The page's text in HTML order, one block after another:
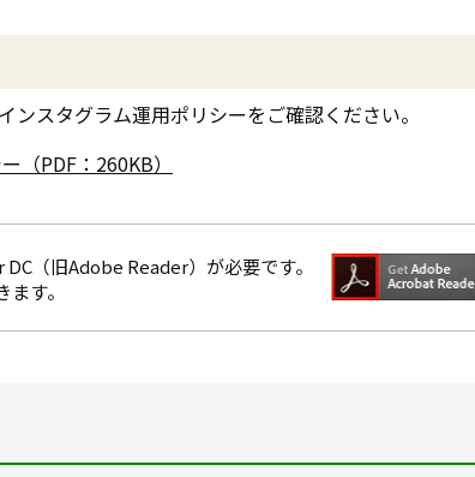
スタグラム運用ポリシーをご確認ください。
（PDF：260KB）
（旧Adobe Reader）が必要です。
す。